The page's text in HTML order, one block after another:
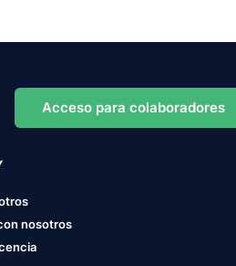
Acceso para colaboradores
nosotros